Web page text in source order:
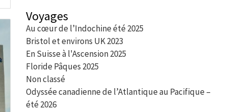
Voyages
Au cœur de l’Indochine été 2025
Bristol et environs UK 2023
En Suisse à l'Ascension 2025
Floride Pâques 2025
Non classé
Odyssée canadienne de l’Atlantique au Pacifique –
été 2026